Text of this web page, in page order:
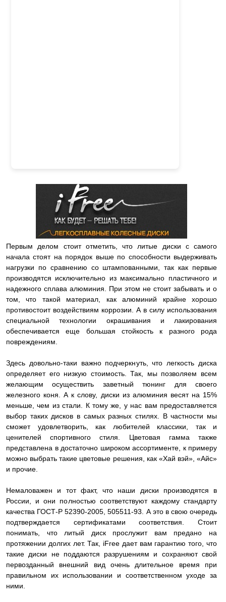
Первым делом стоит отметить, что литые диски с самого
начала стоят на порядок выше по способности выдерживать
нагрузки по сравнению со штампованными, так как первые
производятся исключительно из максимально пластичного и
надежного сплава алюминия. При этом не стоит забывать и о
том, что такой материал, как алюминий крайне хорошо
противостоит воздействиям коррозии. А в силу использования
специальной технологии окрашивания и лакирования
обеспечивается еще большая стойкость к разного рода
повреждениям.
Здесь довольно-таки важно подчеркнуть, что легкость диска
определяет его низкую стоимость. Так, мы позволяем всем
желающим осуществить заветный тюнинг для своего
железного коня. А к слову, диски из алюминия весят на 15%
меньше, чем из стали. К тому же, у нас вам предоставляется
выбор таких дисков в самых разных стилях. В частности мы
сможет удовлетворить, как любителей классики, так и
ценителей спортивного стиля. Цветовая гамма также
представлена в достаточно широком ассортименте, к примеру
можно выбрать такие цветовые решения, как «Хай вэй», «Айс»
и прочие.
Немаловажен и тот факт, что наши диски производятся в
России, и они полностью соответствуют каждому стандарту
качества ГОСТ-Р 52390-2005, 505511-93. А это в свою очередь
подтверждается сертификатами соответствия. Стоит
понимать, что литый диск прослужит вам предано на
протяжении долгих лет. Так, iFree дает вам гарантию того, что
такие диски не поддаются разрушениям и сохраняют свой
первозданный внешний вид очень длительное время при
правильном их использовании и соответственном уходе за
ними.